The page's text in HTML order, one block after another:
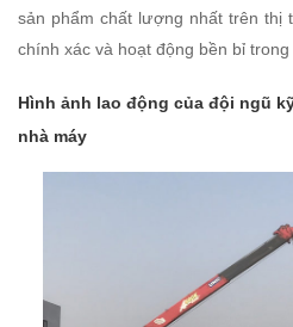
sản phẩm chất lượng nhất trên thị
chính xác và hoạt động bền bỉ
Hình ảnh lao động của đội ngũ
nhà máy